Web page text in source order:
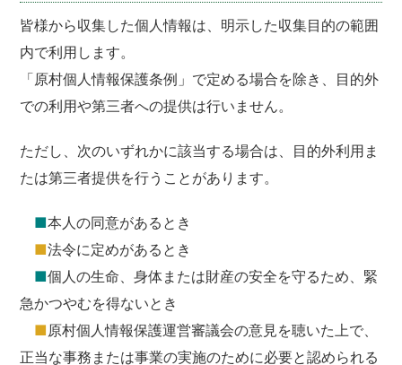
皆様から収集した個人情報は、明示した収集目的の範囲
内で利用します。
「原村個人情報保護条例」で定める場合を除き、目的外
での利用や第三者への提供は行いません。
ただし、次のいずれかに該当する場合は、目的外利用ま
たは第三者提供を行うことがあります。
■本人の同意があるとき
■法令に定めがあるとき
■個人の生命、身体または財産の安全を守るため、緊
急かつやむを得ないとき
■原村個人情報保護運営審議会の意見を聴いた上で、
正当な事務または事業の実施のために必要と認められる